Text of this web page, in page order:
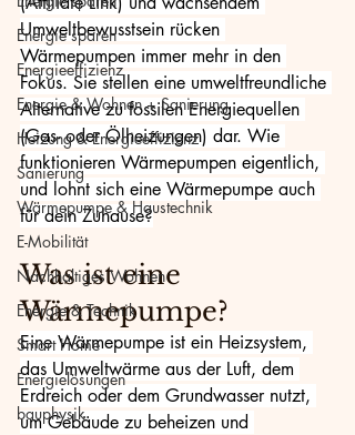
Energie sparen
Energieeffizienz
Energie & Wohnen + Sanierung
Heizung & Energieeffizienz
Sanierung
Wärmepumpe & Haustechnik
E-Mobilität
Nachhaltiges Wohnen
Energie & Technik
Smart Home
Energielösungen
bauphysik
Umweltbewusstsein rücken
Wärmepumpen immer mehr in den
Fokus. Sie stellen eine umweltfreundliche
Alternative zu fossilen Energiequellen
(Gas- oder Ölheizungen) dar. Wie
funktionieren Wärmepumpen eigentlich,
und lohnt sich eine Wärmepumpe auch
für dein Zuhause?
Was ist eine
Wärmepumpe?
Eine Wärmepumpe ist ein Heizsystem,
das Umweltwärme aus der Luft, dem
Erdreich oder dem Grundwasser nutzt,
um Gebäude zu beheizen und